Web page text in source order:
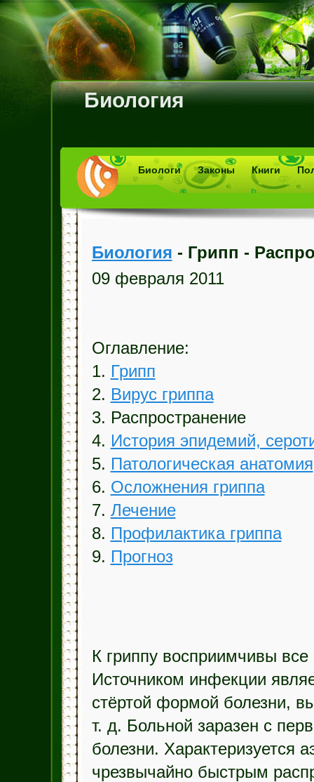
Биология
Биологи Законы Книги
Биология - Грипп -
09 февраля 2011
Оглавление:
1. Грипп
2. Вирус гриппа
3. Распространение
4. История эпидемий,
5. Патологическая анатомия
6. Осложнения гриппа
7. Лечение
8. Профилактика гриппа
9. Прогноз
К гриппу восприимчивы
Источником инфекции
стёртой формой болезни,
т. д. Больной заразен с
болезни. Характеризуется
чрезвычайно быстрым